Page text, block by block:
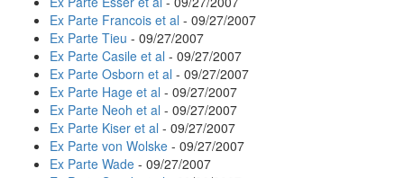
Ex Parte Francois et al - 09/27/2007
Ex Parte Tieu - 09/27/2007
Ex Parte Casile et al - 09/27/2007
Ex Parte Osborn et al - 09/27/2007
Ex Parte Hage et al - 09/27/2007
Ex Parte Neoh et al - 09/27/2007
Ex Parte Kiser et al - 09/27/2007
Ex Parte von Wolske - 09/27/2007
Ex Parte Wade - 09/27/2007